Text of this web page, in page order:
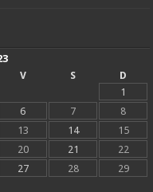
V S
D
1
6 7
8
13 14
15
20 21
22
27 28
29